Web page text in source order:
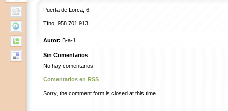
Puerta de Lorca, 6
Tfno. 958 701 913
Autor: B-a-1
Sin Comentarios
No hay comentarios.
Comentarios en RSS
Sorry, the comment form is closed at this time.